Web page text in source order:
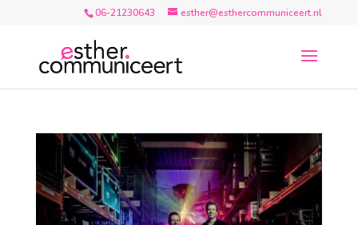
06-21230643 esther@esthercommuniceert.nl